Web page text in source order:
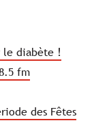
le diabète !
fm
des Fêtes